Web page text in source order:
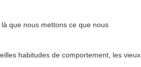
que nous mettons ce que nous
habitudes de comportement, les vieux